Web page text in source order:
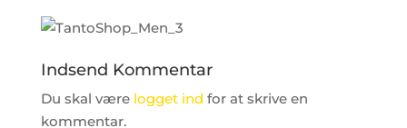
Indsend Kommentar
Du skal være logget ind for at skrive en
kommentar.